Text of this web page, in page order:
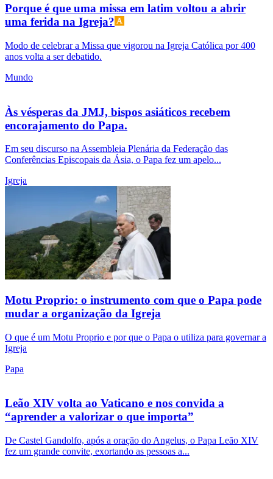
Porque é que uma missa em latim voltou a abrir
uma ferida na Igreja?
Modo de celebrar a Missa que vigorou na Igreja Católica por 400
anos volta a ser debatido.
Mundo
Às vésperas da JMJ, bispos asiáticos recebem
encorajamento do Papa.
Em seu discurso na Assembleia Plenária da Federação das
Conferências Episcopais da Ásia, o Papa fez um apelo...
Igreja
Motu Proprio: o instrumento com que o Papa pode
mudar a organização da Igreja
O que é um Motu Proprio e por que o Papa o utiliza para governar a
Igreja
Papa
Leão XIV volta ao Vaticano e nos convida a
“aprender a valorizar o que importa”
De Castel Gandolfo, após a oração do Angelus, o Papa Leão XIV
fez um grande convite, exortando as pessoas a...